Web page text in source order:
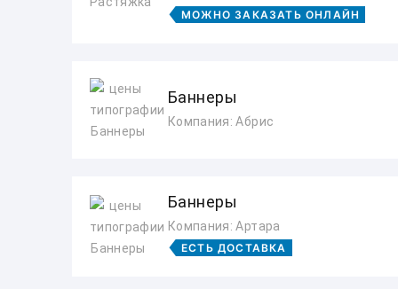
МОЖНО ЗАКАЗАТЬ ОНЛАЙН
Баннеры
Компания: Абрис
Баннеры
Компания: Артара
ЕСТЬ ДОСТАВКА